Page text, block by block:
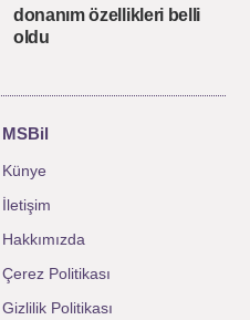
donanım özellikleri belli
oldu
MSBil
Künye
İletişim
Hakkımızda
Çerez Politikası
Gizlilik Politikası